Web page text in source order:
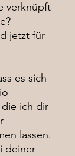
verknüpft
jetzt für
es sich
ich dir
lassen.
deiner